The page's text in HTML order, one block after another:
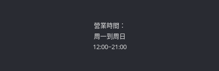
營業時間：
周一到周日
12:00~21:00